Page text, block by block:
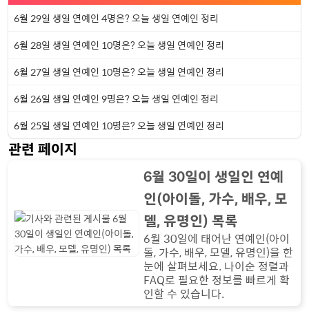
6월 29일 생일 연예인 4명은? 오늘 생일 연예인 정리
6월 28일 생일 연예인 10명은? 오늘 생일 연예인 정리
6월 27일 생일 연예인 10명은? 오늘 생일 연예인 정리
6월 26일 생일 연예인 9명은? 오늘 생일 연예인 정리
6월 25일 생일 연예인 10명은? 오늘 생일 연예인 정리
관련 페이지
6월 30일이 생일인 연예
인(아이돌, 가수, 배우, 모
델, 유명인) 목록
6월 30일에 태어난 연예인(아이
돌, 가수, 배우, 모델, 유명인)을 한
눈에 살펴보세요. 나이순 정렬과
FAQ로 필요한 정보를 빠르게 확
인할 수 있습니다.